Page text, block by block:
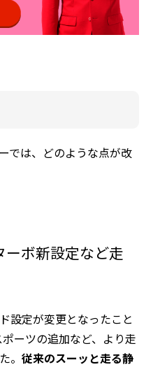
では、どのような点が改
ーボ新設定など走
設定が変更となったこと
ーツの追加など、より走
。 従来のスーッと走る静